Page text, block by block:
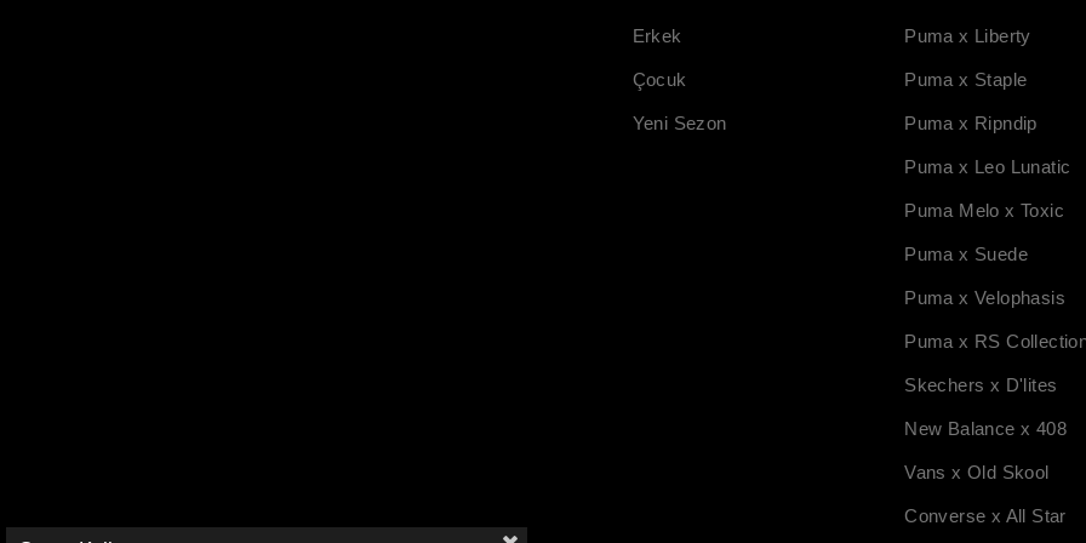
Erkek
Çocuk
Yeni Sezon
Puma x Liberty
Puma x Staple
Puma x Ripndip
Puma x Leo Lunatic
Puma Melo x Toxic
Puma x Suede
Puma x Velophasis
Puma x RS
Skechers x D'lites
New Balance x 408
Vans x Old Skool
Converse x All Star